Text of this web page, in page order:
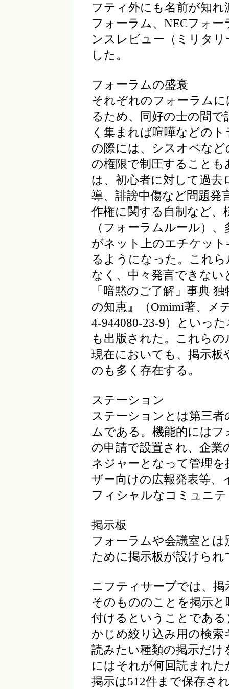
フティ外にも名前が知
フォーラム、NECフォ
ンスレビュー（ミリタ
した。
フォーラムの盛衰
それぞれのフォーラム
るため、同好の士の間
く集まれば喧嘩などの
の際には、シスオペな
の権限で制圧すること
は、初心者に対して過去
導、誹謗中傷など問題発
作権に関する自制など
（フォーラムルール）
がネット上のエチケッ
るようになった。これ
なく、中々発言できな
「暗黙のご了解」事典
の知恵』（Omimi著、メ
4-944080-23-9）といっ
も出版された。これら
現在においても、掲示
のも多く存在する。
ステーション
ステーションとは第三
ムである。機能的には
の申請で設置され、企
ネジャーとなって管理
ザー向けの広報発表等
フィシャルなコミュニ
掲示板
フォーラムや会議室と
ために掲示板が設けられ
ニフティサーブでは、
そのもののことを掲示
付けるということであ
かじめ絞り込み用の検
読みたい種類の掲示だ
にはそれが何回読まれ
掲示は512件まで保存さ